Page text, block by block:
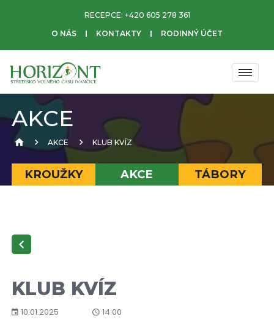
RECEPCE: +420 605 278 361
O NÁS
KONTAKTY RODINNÝ ÚČET
AKCE
AKCE KLUB KVÍZ
KROUŽKY AKCE TÁBORY
KLUB KVÍZ
10.01.2025
14:00